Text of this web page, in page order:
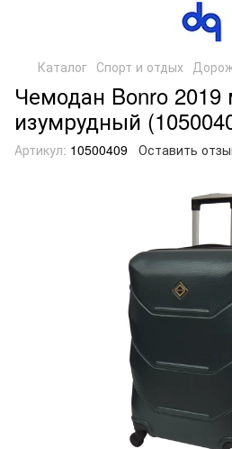
Каталог Спорт и отдых
Чемодан Bonro 2019
изумрудный
Артикул: 10500409 Оставить